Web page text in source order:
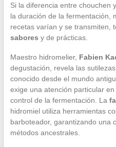
Si la diferencia entre chouchen
la duración de la fermentación,
recetas varían y se transmiten,
sabores y de prácticas.
Maestro hidromelier, Fabien
degustación, revela las
conocido desde el mundo
exige una atención particular
control de la fermentación. La
hidromiel utiliza herramientas
barboteador, garantizando una
métodos ancestrales.